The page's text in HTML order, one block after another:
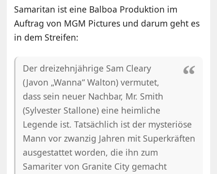
Samaritan ist eine Balboa Produktion im
Auftrag von MGM Pictures und darum geht es
in dem Streifen:
Der dreizehnjährige Sam Cleary
(Javon „Wanna“ Walton) vermutet,
dass sein neuer Nachbar, Mr. Smith
(Sylvester Stallone) eine heimliche
Legende ist. Tatsächlich ist der mysteriöse
Mann vor zwanzig Jahren mit Superkräften
ausgestattet worden, die ihn zum
Samariter von Granite City gemacht